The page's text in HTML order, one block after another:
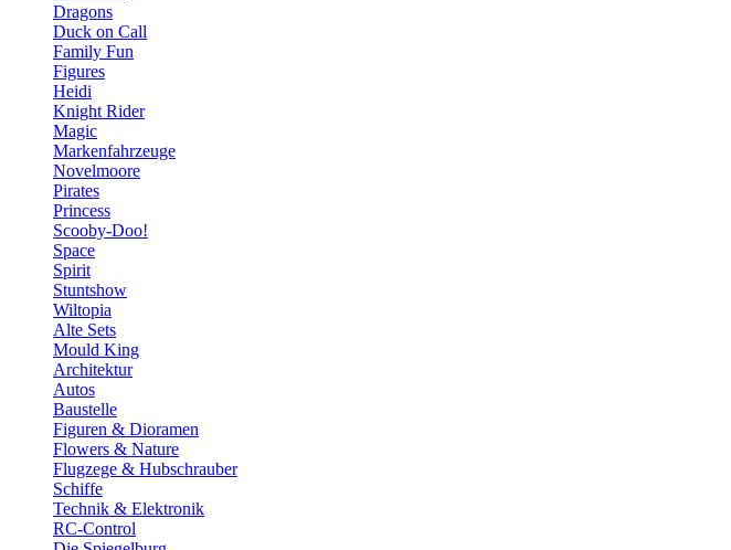
Dragons
Duck on Call
Family Fun
Figures
Heidi
Knight Rider
Magic
Markenfahrzeuge
Novelmoore
Pirates
Princess
Scooby-Doo!
Space
Spirit
Stuntshow
Wiltopia
Alte Sets
Mould King
Architektur
Autos
Baustelle
Figuren & Dioramen
Flowers & Nature
Flugzege & Hubschrauber
Schiffe
Technik & Elektronik
RC-Control